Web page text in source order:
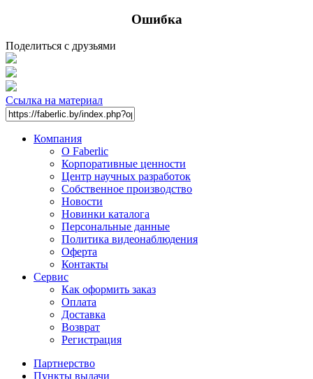
Ошибка
Поделиться с друзьями
Ссылка на материал
Компания
О Faberlic
Корпоративные ценности
Центр научных разработок
Собственное производство
Новости
Новинки каталога
Персональные данные
Политика видеонаблюдения
Оферта
Контакты
Сервис
Как оформить заказ
Оплата
Доставка
Возврат
Регистрация
Партнерство
Пункты выдачи